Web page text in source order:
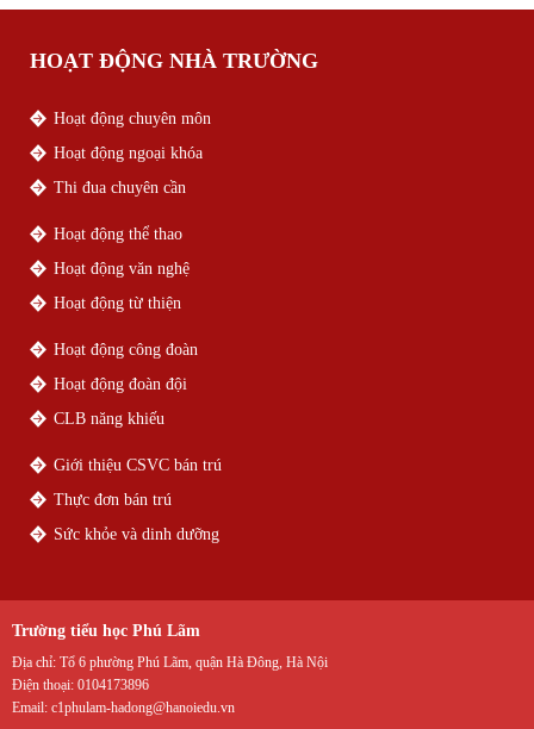
HOẠT ĐỘNG NHÀ TRƯỜNG
Hoạt động chuyên môn
Hoạt động ngoại khóa
Thi đua chuyên cần
Hoạt động thể thao
Hoạt động văn nghệ
Hoạt động từ thiện
Hoạt động công đoàn
Hoạt động đoàn đội
CLB năng khiếu
Giới thiệu CSVC bán trú
Thực đơn bán trú
Sức khỏe và dinh dưỡng
Trường tiểu học Phú Lãm
Địa chỉ: Tổ 6 phường Phú Lãm, quận Hà Đông, Hà Nội
Điện thoại: 0104173896
Email: c1phulam-hadong@hanoiedu.vn